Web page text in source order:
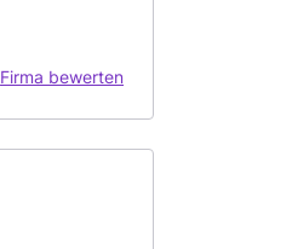
Firma bewerten